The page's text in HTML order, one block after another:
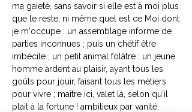
ma gaieté, sans savoir si elle est à moi plus
que le reste, ni même quel est ce Moi dont
je m'occupe : un assemblage informe de
parties inconnues ; puis un chétif être
imbécile ; un petit animal folâtre ; un jeune
homme ardent au plaisir, ayant tous les
goûts pour jouir, faisant tous les métiers
pour vivre ; maître ici, valet là, selon qu'il
plait à la fortune ! ambitieux par vanité,